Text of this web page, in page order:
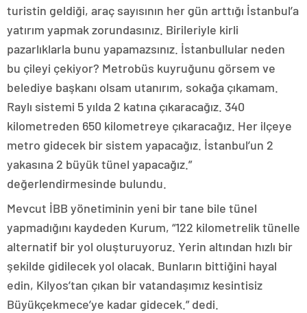
turistin geldiği, araç sayısının her gün arttığı İstanbul’a
yatırım yapmak zorundasınız. Birileriyle kirli
pazarlıklarla bunu yapamazsınız. İstanbullular neden
bu çileyi çekiyor? Metrobüs kuyruğunu görsem ve
belediye başkanı olsam utanırım, sokağa çıkamam.
Raylı sistemi 5 yılda 2 katına çıkaracağız. 340
kilometreden 650 kilometreye çıkaracağız. Her ilçeye
metro gidecek bir sistem yapacağız. İstanbul’un 2
yakasına 2 büyük tünel yapacağız.”
değerlendirmesinde bulundu.
Mevcut İBB yönetiminin yeni bir tane bile tünel
yapmadığını kaydeden Kurum, “122 kilometrelik tünelle
alternatif bir yol oluşturuyoruz. Yerin altından hızlı bir
şekilde gidilecek yol olacak. Bunların bittiğini hayal
edin, Kilyos’tan çıkan bir vatandaşımız kesintisiz
Büyükçekmece’ye kadar gidecek.” dedi.